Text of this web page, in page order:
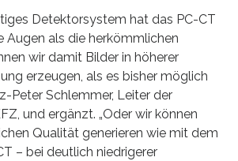
Detektorsystem hat das PC-CT
Augen als die herkömmlichen
wir damit Bilder in höherer
erzeugen, als es bisher möglich
Peter Schlemmer, Leiter der
und ergänzt. „Oder wir können
Qualität generieren wie mit dem
– bei deutlich niedrigerer